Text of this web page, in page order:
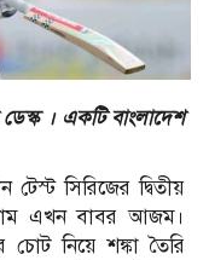
। একটি বাংলাদেশ
টেস্ট সিরিজের দ্বিতীয়
এখন বাবর আজম।
চোট নিয়ে শঙ্কা তৈরি